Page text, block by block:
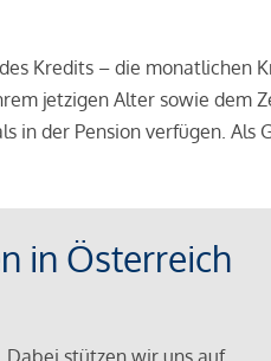
Kredits – die monatlichen
jetzigen Alter sowie dem
in der Pension verfügen. Als
in Österreich